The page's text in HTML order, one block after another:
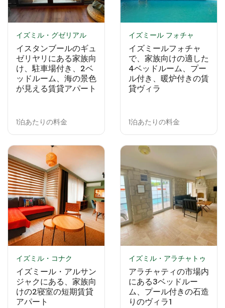
イズミル・グゼリアル
イスタンブールのギュ
ゼリヤリにある家族向
け、駐車場付き、2ベ
ッドルーム、海の景色
が見える賃貸アパート
1泊あたりの料金
イズミール フォチャ
イズミールフォチャ
で、家族向けの適した
4ベッドルーム、プー
ル付き、暖炉付きの賃
貸ヴィラ
1泊あたりの料金
イズミル・コナク
イズミール・アルサン
ジャクにある、家族向
けの2寝室の短期賃貸
アパート
イズミル・アラチャトゥ
アラチャティの市場内
にある3ベッドルー
ム、プール付きの石造
りのヴィラ1